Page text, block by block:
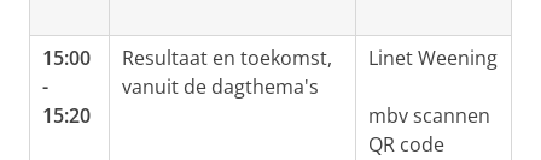
15:00
-
15:20
Resultaat en toekomst,
vanuit de dagthema's
Linet Weening
mbv scannen
QR code